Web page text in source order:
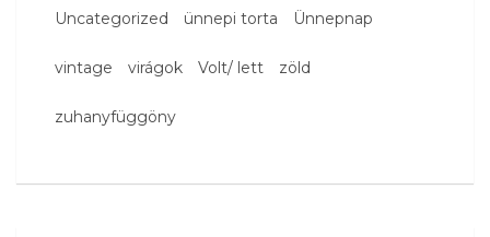
Uncategorized ünnepi torta Ünnepnap
vintage virágok Volt/ lett zöld
zuhanyfüggöny